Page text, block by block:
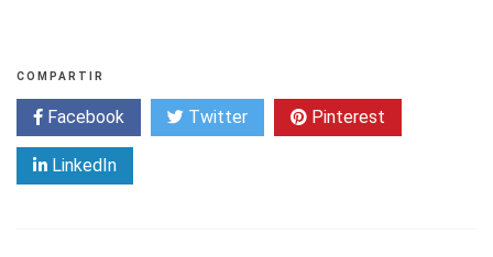
COMPARTIR
Facebook Twitter Pinterest
LinkedIn